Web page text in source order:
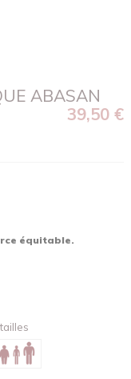
ABASAN
39,50 €
équitable.